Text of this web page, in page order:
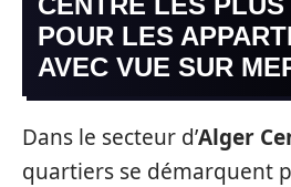
POUR LES
AVEC VUE SUR
Dans le secteur d’Alger
quartiers se démarquent